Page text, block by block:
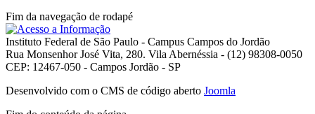
Fim da navegação de rodapé
Instituto Federal de São Paulo - Campus Campos do Jordão
Rua Monsenhor José Vita, 280. Vila Abernéssia - (12) 98308-0050
CEP: 12467-050 - Campos Jordão - SP
Desenvolvido com o CMS de código aberto Joomla